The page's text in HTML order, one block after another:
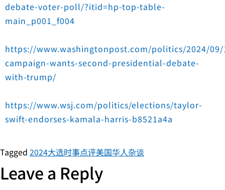
debate-voter-poll/?itid=hp-top-table-
main_p001_f004
https://www.washingtonpost.com/politics/2024/
campaign-wants-second-presidential-debate-
with-trump/
https://www.wsj.com/politics/elections/taylor-
swift-endorses-kamala-harris-b8521a4a
Tagged 2024大选时事点评美国华人杂谈
Leave a Reply